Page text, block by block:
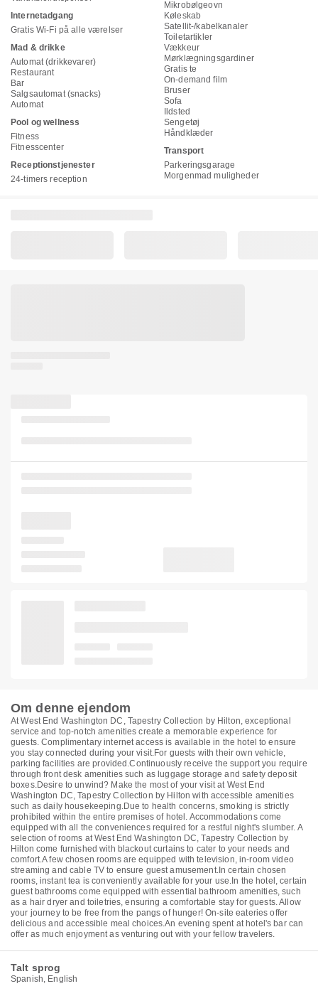
Internetadgang
Gratis Wi-Fi på alle værelser
Mad & drikke
Automat (drikkevarer)
Restaurant
Bar
Salgsautomat (snacks)
Automat
Pool og wellness
Fitness
Fitnesscenter
Receptionstjenester
24-timers reception
Mikrobølgeovn
Køleskab
Satellit-/kabelkanaler
Toiletartikler
Vækkeur
Mørklægningsgardiner
Gratis te
On-demand film
Bruser
Sofa
Ildsted
Sengetøj
Håndklæder
Transport
Parkeringsgarage
Morgenmad muligheder
Om denne ejendom
At West End Washington DC, Tapestry Collection by Hilton, exceptional
service and top-notch amenities create a memorable experience for
guests. Complimentary internet access is available in the hotel to ensure
you stay connected during your visit.For guests with their own vehicle,
parking facilities are provided.Continuously receive the support you require
through front desk amenities such as luggage storage and safety deposit
boxes.Desire to unwind? Make the most of your visit at West End
Washington DC, Tapestry Collection by Hilton with accessible amenities
such as daily housekeeping.Due to health concerns, smoking is strictly
prohibited within the entire premises of hotel. Accommodations come
equipped with all the conveniences required for a restful night's slumber. A
selection of rooms at West End Washington DC, Tapestry Collection by
Hilton come furnished with blackout curtains to cater to your needs and
comfort.A few chosen rooms are equipped with television, in-room video
streaming and cable TV to ensure guest amusement.In certain chosen
rooms, instant tea is conveniently available for your use.In the hotel, certain
guest bathrooms come equipped with essential bathroom amenities, such
as a hair dryer and toiletries, ensuring a comfortable stay for guests. Allow
your journey to be free from the pangs of hunger! On-site eateries offer
delicious and accessible meal choices.An evening spent at hotel's bar can
offer as much enjoyment as venturing out with your fellow travelers.
Talt sprog
Spanish, English